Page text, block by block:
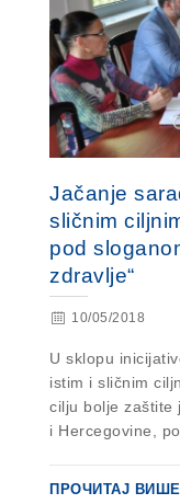
Jačanje
sličnim
pod
zdravlje“
10/05/2018
U sklopu
istim i sličnim
cilju bolje zaštite
i Hercegovine,
ПРОЧИТАЈ ВИШЕ